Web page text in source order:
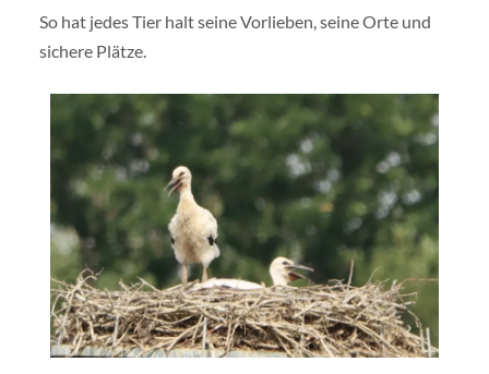
So hat jedes Tier halt seine Vorlieben, seine Orte und
sichere Plätze.